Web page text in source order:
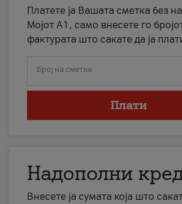
Платете ја Вашата сметка без
Мојот А1, само внесете го
фактурата што сакате да ја
Број на сметка
Плати
Надополни
Внесете ја сумата која што